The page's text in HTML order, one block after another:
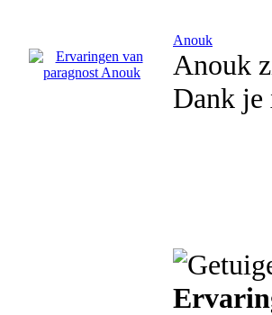
Anouk
Anouk
Dank je